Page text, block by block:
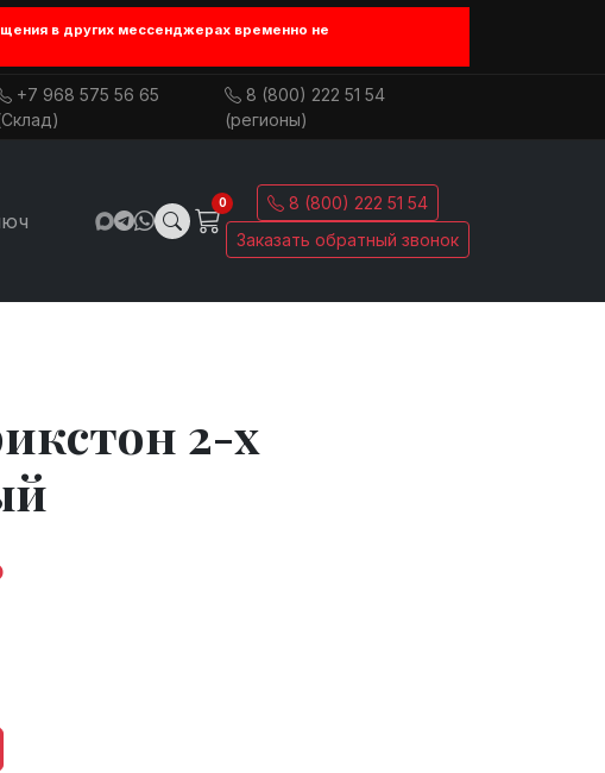
в других мессенджерах временно не
+7 968 575 56 65
8 (800) 222 51 54
(регионы)
0
8 (800) 222 51 54
Заказать обратный звонок
2-х